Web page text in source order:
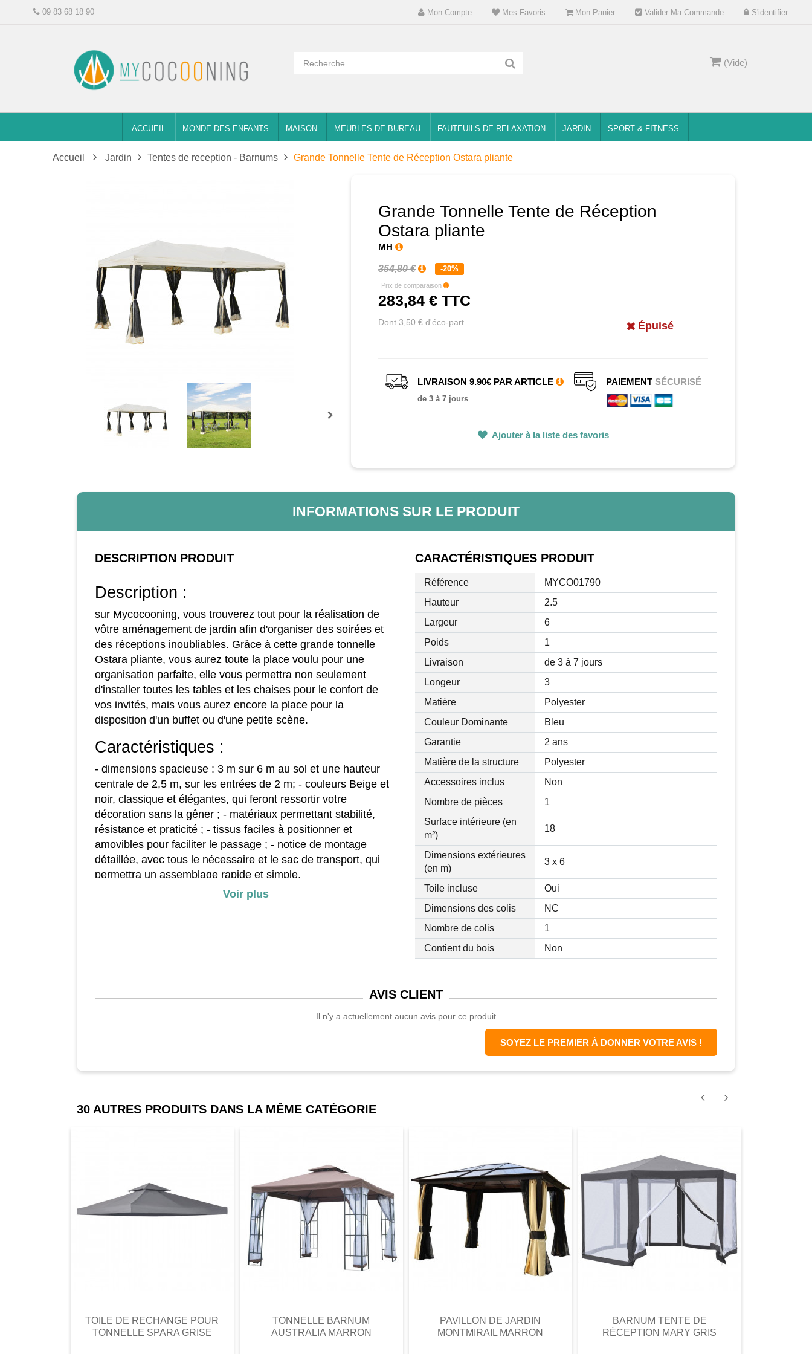
Mon Compte Mes Favoris Mon Panier Valider Ma Commande S'identifier
09 83 68 18 90
(Vide)
ACCUEIL MONDE DES ENFANTS MAISON MEUBLES DE BUREAU FAUTEUILS DE RELAXATION JARDIN SPORT & FITNESS
Accueil Jardin Tentes de reception - Barnums Grande Tonnelle Tente de Réception Ostara pliante
Grande Tonnelle Tente de Réception
Ostara pliante
MH
354,80 € -20%
Prix de comparaison
283,84 € TTC
Dont 3,50 € d'éco-part Épuisé
LIVRAISON 9.90€ PAR ARTICLE
de 3 à 7 jours
PAIEMENTSÉCURISÉ
Ajouter à la liste des favoris
INFORMATIONS SUR LE PRODUIT
DESCRIPTIONPRODUIT
Description :
sur Mycocooning, vous trouverez tout pour la réalisation de
vôtre aménagement de jardin afin d'organiser des soirées et
des réceptions inoubliables. Grâce à cette grande tonnelle
Ostara pliante, vous aurez toute la place voulu pour une
organisation parfaite, elle vous permettra non seulement
d'installer toutes les tables et les chaises pour le confort de
vos invités, mais vous aurez encore la place pour la
disposition d'un buffet ou d'une petite scène.
Caractéristiques :
- dimensions spacieuse : 3 m sur 6 m au sol et une hauteur
centrale de 2,5 m, sur les entrées de 2 m; - couleurs Beige et
noir, classique et élégantes, qui feront ressortir votre
décoration sans la gêner ; - matériaux permettant stabilité,
résistance et praticité ; - tissus faciles à positionner et
amovibles pour faciliter le passage ; - notice de montage
détaillée, avec tous le nécessaire et le sac de transport, qui
permettra un assemblage rapide et simple.
Voir plus
CARACTÉRISTIQUESPRODUIT
Référence
MYCO01790
Hauteur
2.5
Largeur
6
Poids
1
Livraison
de 3 à 7 jours
Longeur
3
Matière
Polyester
Couleur Dominante
Bleu
Garantie
2 ans
Matière de la structure
Polyester
Accessoires inclus
Non
Nombre de pièces
1
Surface intérieure (en
m²)
18
Dimensions extérieures
(en m)
3 x 6
Toile incluse
Oui
Dimensions des colis
NC
Nombre de colis
1
Contient du bois
Non
AVISCLIENT
Il n'y a actuellement aucun avis pour ce produit
SOYEZ LE PREMIER À DONNER VOTRE AVIS !
30 AUTRES PRODUITS DANS LA MÊME CATÉGORIE
TOILE DE RECHANGE POUR
TONNELLE SPARA GRISE
TONNELLE BARNUM
AUSTRALIA MARRON
PAVILLON DE JARDIN
MONTMIRAIL MARRON
BARNUM TENTE DE
RÉCEPTION MARY GRIS